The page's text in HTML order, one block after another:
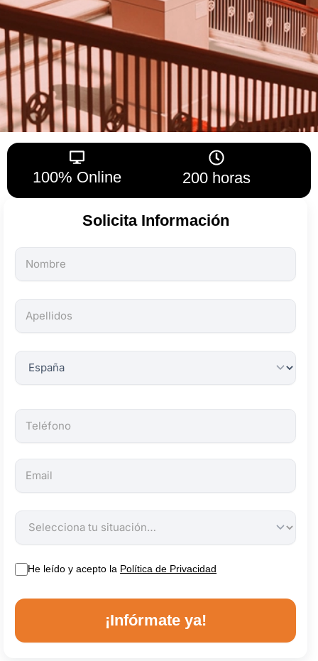
100% Online 200 horas
Solicita Información
Todos
los
son
obligatorios.
He leído y acepto la Política de Privacidad
¡Infórmate ya!